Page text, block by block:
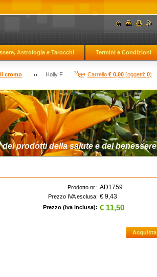
Astrologia e Tarocchi Termini e Condizioni
Carrello € 0,00(oggetti: 0)
cromo Holly F
dei prodotti della salute e del benessere
Prodotto nr.: AD1759
Prezzo IVA esclusa: € 9,43
Prezzo (iva inclusa): € 11,50